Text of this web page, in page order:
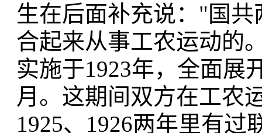
生在后面补充说："国共
合起来从事工农运动的
实施于1923年，全面展
月。这期间双方在工农
1925、1926两年里有